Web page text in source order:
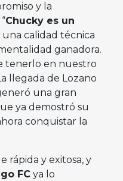
y la
Chucky es un
una calidad técnica
ganadora.
tenerlo en nuestro
llegada de Lozano
una gran
ya demostró su
conquistar la
rápida y exitosa, y
FC ya lo